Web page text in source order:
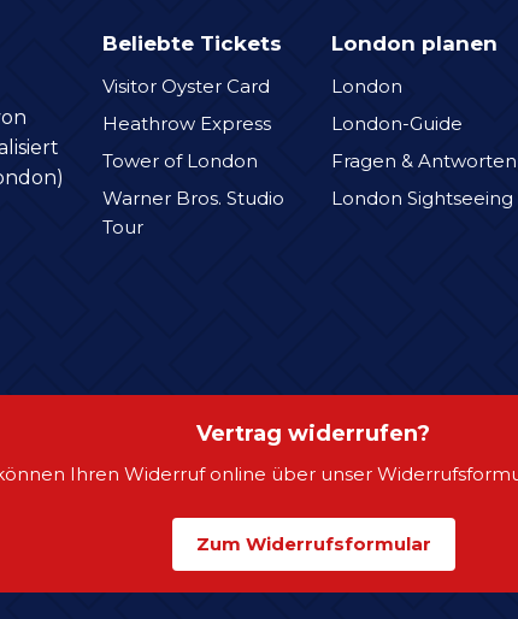
Beliebte Tickets
Visitor Oyster Card
Heathrow Express
Tower of London
Warner Bros. Studio
Tour
London planen
London
London-Guide
Fragen & Antworten
London Sightseeing
Vertrag widerrufen?
Ihren Widerruf online über unser
Zum Widerrufsformular